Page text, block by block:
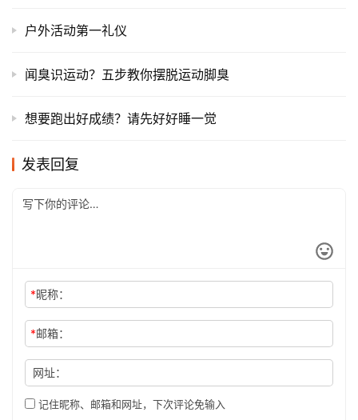
户外活动第一礼仪
闻臭识运动？五步教你摆脱运动脚臭
想要跑出好成绩？请先好好睡一觉
发表回复
*昵称：
*邮箱：
网址：
记住昵称、邮箱和网址，下次评论免输入